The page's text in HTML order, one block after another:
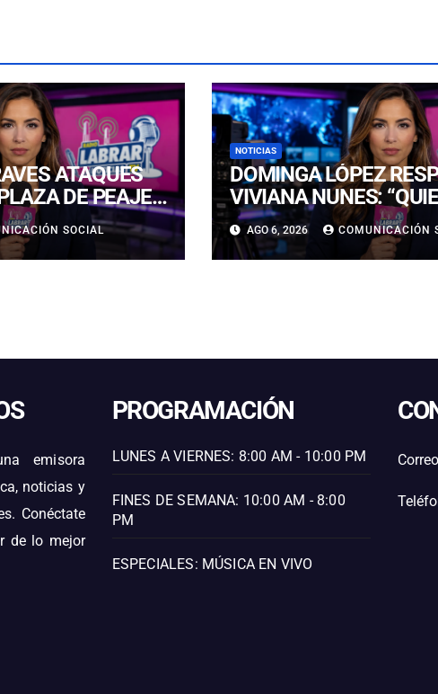
ATAQUES
DE PEAJE
EN
SOCIAL
NOTICIAS
DOMINGA LÓPEZ
VIVIANA NUNES:
LLEGAR, NI SIQUIERA
LA CORONA”
AGO 6, 2026 COMUNICACIÓN
emisora
noticias y
Conéctate
de lo mejor
PROGRAMACIÓN
LUNES A VIERNES: 8:00 AM - 10:00 PM
FINES DE SEMANA: 10:00 AM - 8:00
PM
ESPECIALES: MÚSICA EN VIVO